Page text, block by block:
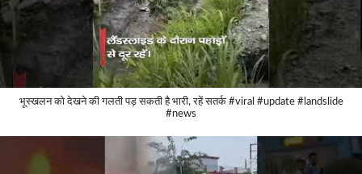
भूस्खलन को देखने की गलती पड़ सकती है भारी, रहें सतर्क #viral #update #landslide
#news